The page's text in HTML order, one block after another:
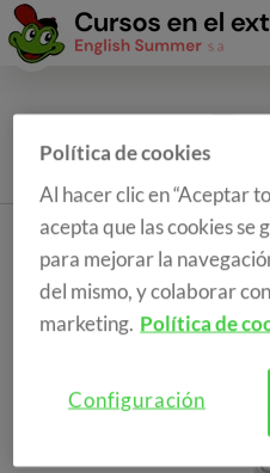
Política de cookies
Al hacer clic en “Aceptar
acepta que las cookies se
para mejorar la
del mismo, y colaborar
marketing. Política de
Configuración